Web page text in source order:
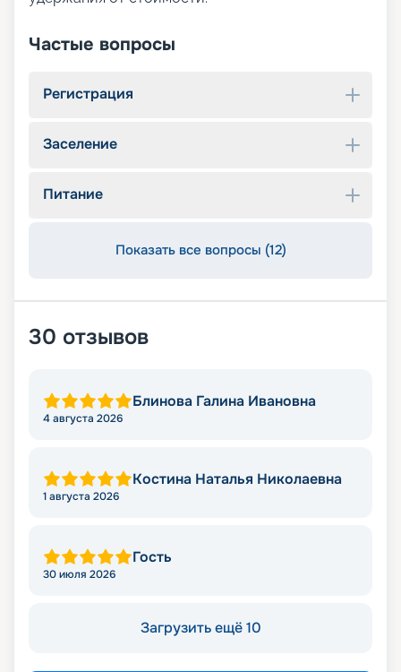
Частые вопросы
Регистрация
Заселение
Питание
Показать все вопросы (12)
30 отзывов
Блинова Галина Ивановна
4 августа 2026
Костина Наталья Николаевна
1 августа 2026
Гость
30 июля 2026
Загрузить ещё 10